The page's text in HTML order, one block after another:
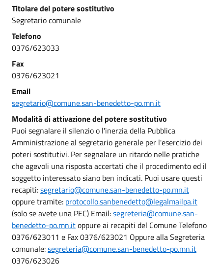
Titolare del potere sostitutivo
Segretario comunale
Telefono
0376/623033
Fax
0376/623021
Email
segretario@comune.san-benedetto-po.mn.it
Modalità di attivazione del potere sostitutivo
Puoi segnalare il silenzio o l'inerzia della Pubblica
Amministrazione al segretario generale per l'esercizio dei
poteri sostitutivi. Per segnalare un ritardo nelle pratiche
che agevoli una risposta accertati che il procedimento ed il
soggetto interessato siano ben indicati. Puoi usare questi
recapiti:segretario@comune.san-benedetto-po.mn.it
oppure tramite: protocollo.sanbenedetto@legalmailpa.it
(solo se avete una PEC) Email:segreteria@comune.san-
benedetto-po.mn.itoppure ai recapiti del Comune Telefono
0376/623011 e Fax 0376/623021 Oppure alla Segreteria
comunale:segreteria@comune.san-benedetto-po.mn.it
0376/623026